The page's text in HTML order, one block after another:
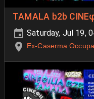
TAMALA b2b
Saturday, Jul 19,
Ex-Caserma